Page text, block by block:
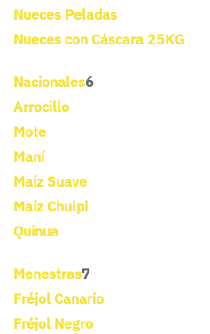
Nueces Peladas
Nueces con Cáscara 25KG
Nacionales6
Arrocillo
Mote
Maní
Maíz Suave
Maíz Chulpi
Quinua
Menestras7
Fréjol Canario
Fréjol Negro